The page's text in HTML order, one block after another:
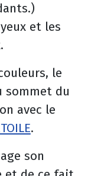
et les
le
sommet du
avec le
.
son